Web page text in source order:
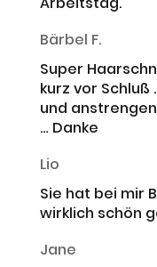
Bärbel F.
Super
kurz vor
und
… Danke
Lio
Sie hat bei mir
wirklich schön
Jane